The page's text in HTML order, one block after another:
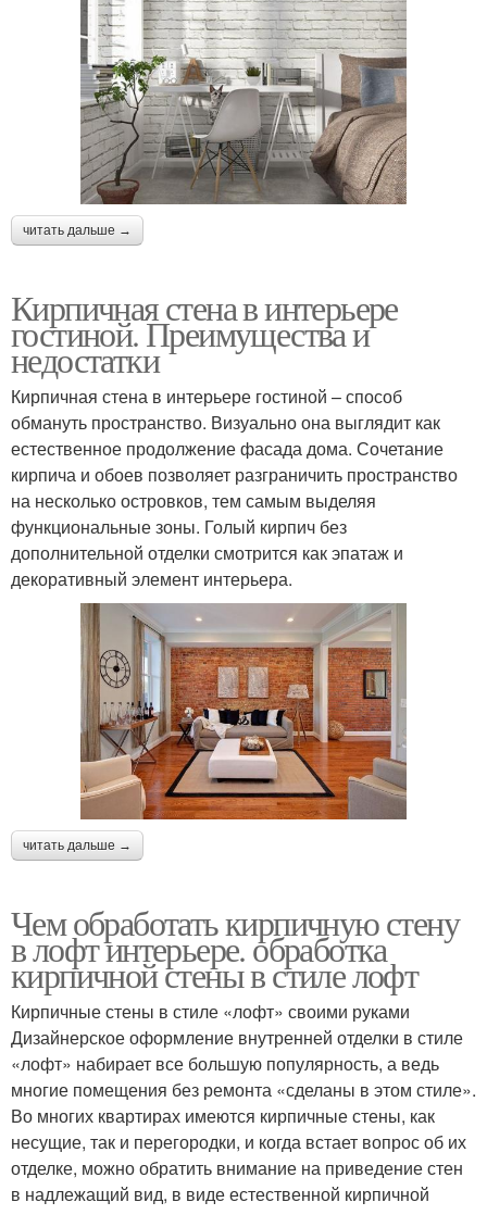
читать дальше →
Кирпичная стена в интерьере
гостиной. Преимущества и
недостатки
Кирпичная стена в интерьере гостиной – способ
обмануть пространство. Визуально она выглядит как
естественное продолжение фасада дома. Сочетание
кирпича и обоев позволяет разграничить пространство
на несколько островков, тем самым выделяя
функциональные зоны. Голый кирпич без
дополнительной отделки смотрится как эпатаж и
декоративный элемент интерьера.
читать дальше →
Чем обработать кирпичную стену
в лофт интерьере. обработка
кирпичной стены в стиле лофт
Кирпичные стены в стиле «лофт» своими руками
Дизайнерское оформление внутренней отделки в стиле
«лофт» набирает все большую популярность, а ведь
многие помещения без ремонта «сделаны в этом стиле».
Во многих квартирах имеются кирпичные стены, как
несущие, так и перегородки, и когда встает вопрос об их
отделке, можно обратить внимание на приведение стен
в надлежащий вид, в виде естественной кирпичной